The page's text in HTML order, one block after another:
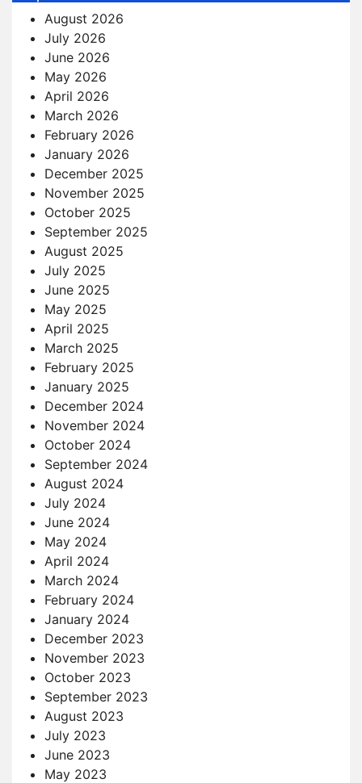
August 2026
July 2026
June 2026
May 2026
April 2026
March 2026
February 2026
January 2026
December 2025
November 2025
October 2025
September 2025
August 2025
July 2025
June 2025
May 2025
April 2025
March 2025
February 2025
January 2025
December 2024
November 2024
October 2024
September 2024
August 2024
July 2024
June 2024
May 2024
April 2024
March 2024
February 2024
January 2024
December 2023
November 2023
October 2023
September 2023
August 2023
July 2023
June 2023
May 2023